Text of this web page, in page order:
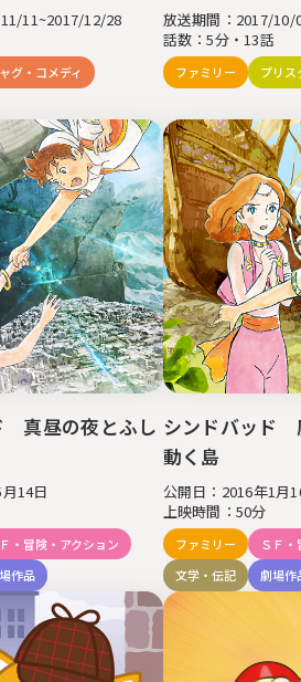
代表あいさつ
会社概要
受賞歴
創業50周年記念ペー
音楽配信
11~2017/12/28
グ・コメディ
放送期間：2017/
話数：5分・13話
ファミリー プリス
真昼の夜とふし
14日
・冒険・アクション
作品
シンドバッド
動く島
公開日：2016年1月
上映時間：50分
ファミリー
ＳＦ・
文学・伝記
劇場作